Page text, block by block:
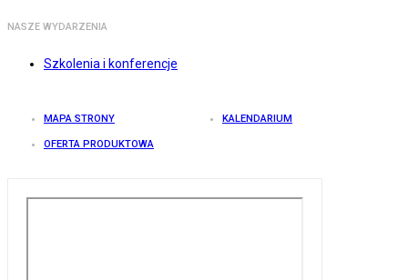
NASZE WYDARZENIA
Szkolenia i konferencje
MAPA STRONY KALENDARIUM
OFERTA PRODUKTOWA